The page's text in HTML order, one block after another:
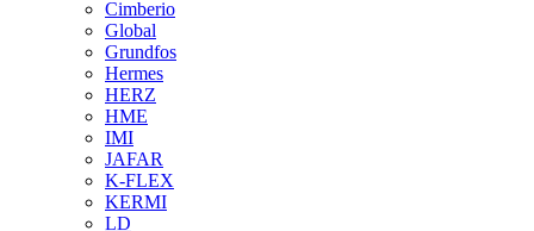
Cimberio
Global
Grundfos
Hermes
HERZ
HME
IMI
JAFAR
K-FLEX
KERMI
LD